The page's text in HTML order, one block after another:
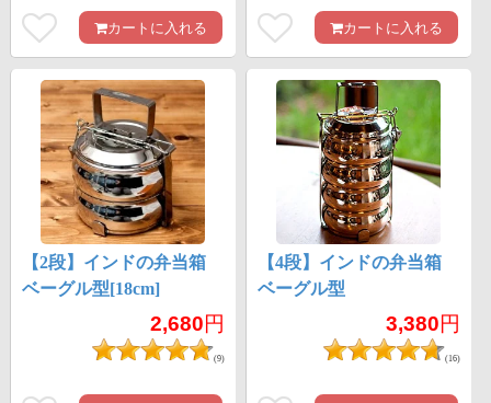
カートに入れる カートに入れる
【2段】インドの弁当箱
ベーグル型[18cm]
2,680円
(9)
【4段】インドの弁当箱
ベーグル型
3,380円
(16)